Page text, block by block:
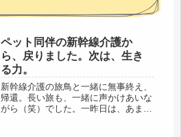
ペット同伴の新幹線介護か
ら、戻りました。次は、生き
る力。
新幹線介護の旅鳥と一緒に無事終え、
帰還。長い旅も、一緒に声かけあいな
がら（笑）でした。一昨日は、あまり